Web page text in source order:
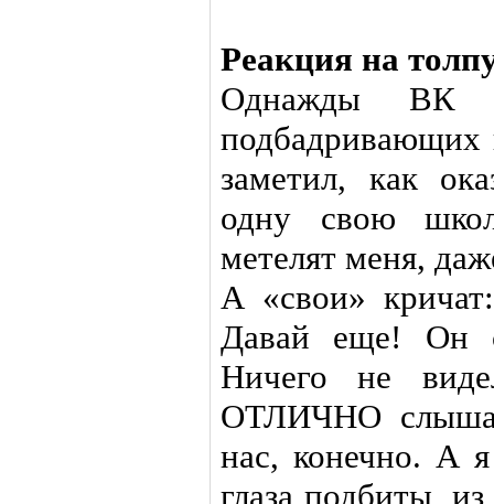
Реакция на
Однажды ВК
подбадривающих
заметил, как
одну свою
метелят меня,
А «свои»
Давай еще! Он
Ничего не
ОТЛИЧНО
нас, конечно. А
глаза подбиты,